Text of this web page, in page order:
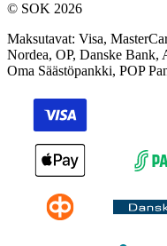
© SOK 2026
Maksutavat: Visa,
Nordea, OP, Danske Bank,
Oma Säästöpankki, POP